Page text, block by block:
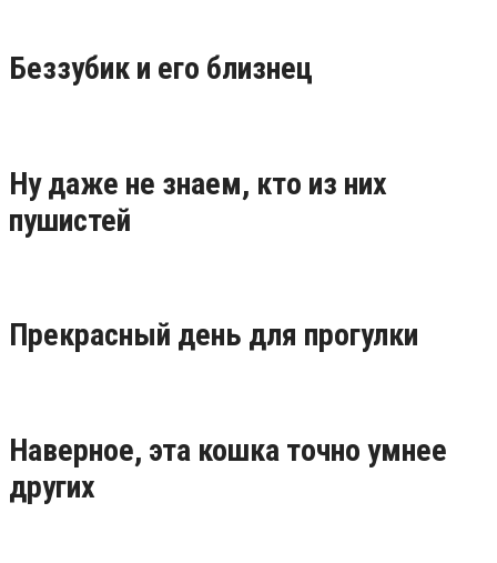
Беззубик и его близнец
Ну даже не знаем, кто из них
пушистей
Прекрасный день для прогулки
Наверное, эта кошка точно умнее
других